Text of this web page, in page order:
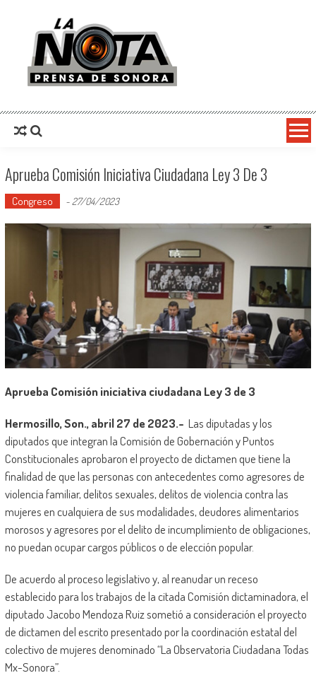
La Nota Prensa De Sonora
Aprueba Comisión Iniciativa Ciudadana Ley 3 De 3
Congreso - 27/04/2023
Aprueba Comisión iniciativa ciudadana Ley 3 de 3
Hermosillo, Son., abril 27 de 2023.- Las diputadas y los
diputados que integran la Comisión de Gobernación y Puntos
Constitucionales aprobaron el proyecto de dictamen que tiene la
finalidad de que las personas con antecedentes como agresores de
violencia familiar, delitos sexuales, delitos de violencia contra las
mujeres en cualquiera de sus modalidades, deudores alimentarios
morosos y agresores por el delito de incumplimiento de obligaciones,
no puedan ocupar cargos públicos o de elección popular.
De acuerdo al proceso legislativo y, al reanudar un receso
establecido para los trabajos de la citada Comisión dictaminadora, el
diputado Jacobo Mendoza Ruiz sometió a consideración el proyecto
de dictamen del escrito presentado por la coordinación estatal del
colectivo de mujeres denominado “La Observatoria Ciudadana Todas
Mx-Sonora”.